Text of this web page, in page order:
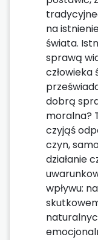
na
świata.
sprawą
dobrą
moralna?
czyjąś
czyn,
działanie
wpływu: